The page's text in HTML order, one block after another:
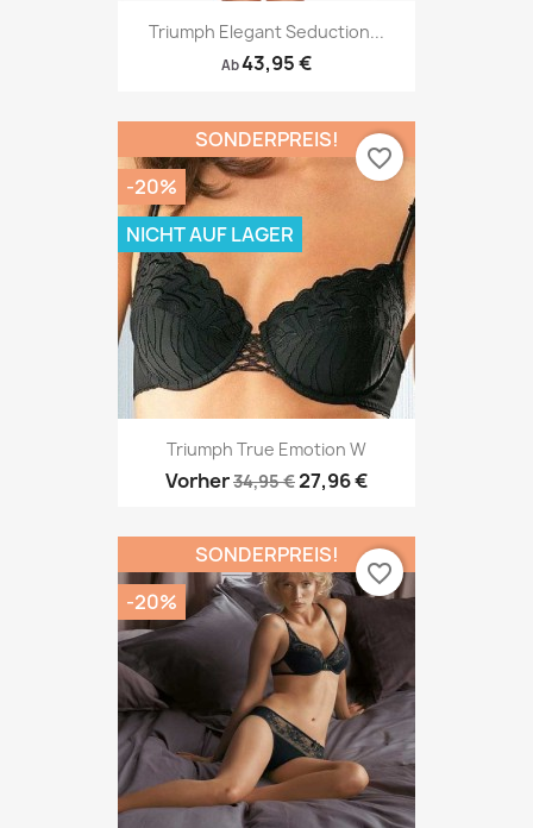
Triumph Elegant Seduction...
Ab43,95 €
Triumph True Emotion W
Vorher34,95 €27,96 €
SONDERPREIS!
-20%
NICHT AUF LAGER
favorite_border
SONDERPREIS!
-20%
favorite_border